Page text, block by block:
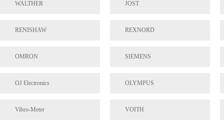
WALTHER JOST
RENISHAW REXNORD
OMRON SIEMENS
OJ Electronics OLYMPUS
Vibro-Meter VOITH